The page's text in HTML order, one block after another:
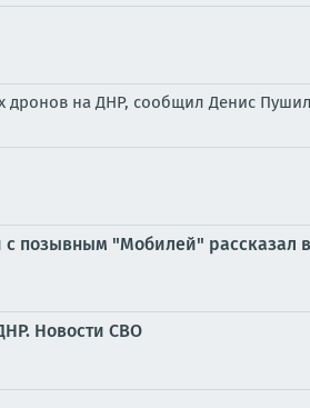
дронов на ДНР, сообщил Денис
позывным "Мобилей" рассказал
Новости СВО